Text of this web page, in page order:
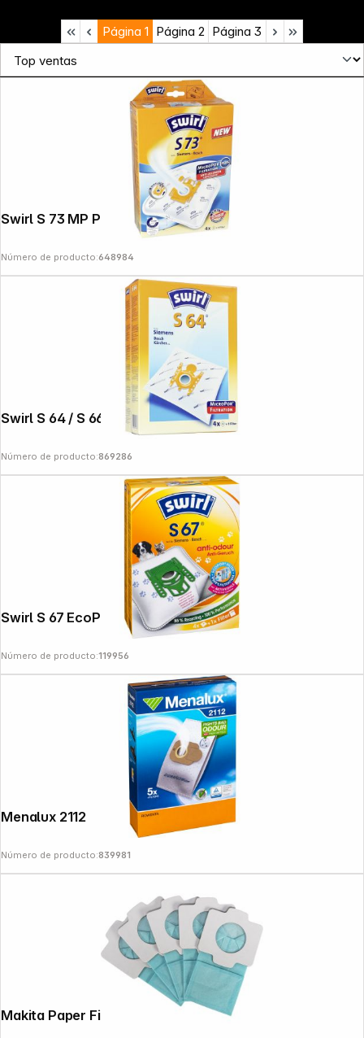
Página 1 Página 2 Página 3
Swirl S 73 MP Plus AirSpace
Número de producto:648984
Swirl S 64 / S 66 MP
Número de producto:869286
Swirl S 67 EcoPor Anti-Odour
Número de producto:119956
Menalux 2112
Número de producto:839981
News
Follow us on